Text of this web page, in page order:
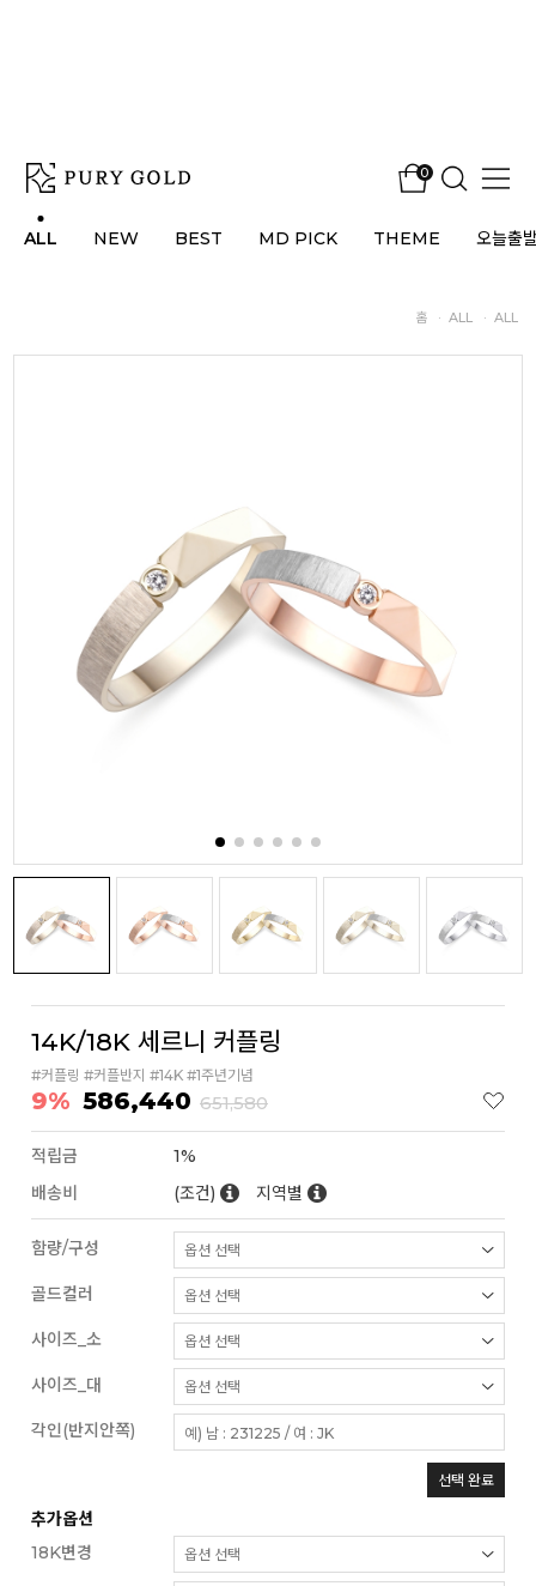
0
ALL NEW BEST MD PICK THEME 오늘출
홈 · ALL · ALL
14K/18K 세르니 커플링
#커플링 #커플반지 #14K #1주년기념
9% 586,440 651,580
적립금
1%
배송비
(조건) 지역별
함량/구성
골드컬러
사이즈_소
사이즈_대
각인(반지안쪽)
선택 완료
추가옵션
18K변경